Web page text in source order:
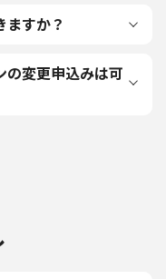
すか？
の変更申込みは可